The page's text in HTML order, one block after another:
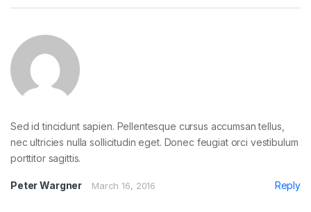
Sed id tincidunt sapien. Pellentesque cursus accumsan tellus,
nec ultricies nulla sollicitudin eget. Donec feugiat orci vestibulum
porttitor sagittis.
Peter Wargner March 16, 2016 Reply